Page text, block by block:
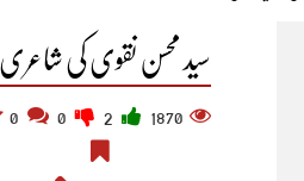
سید محسن نقوی کی شاعری
1870